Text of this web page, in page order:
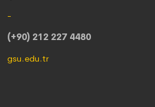
-
(+90) 212 227 4480
gsu.edu.tr